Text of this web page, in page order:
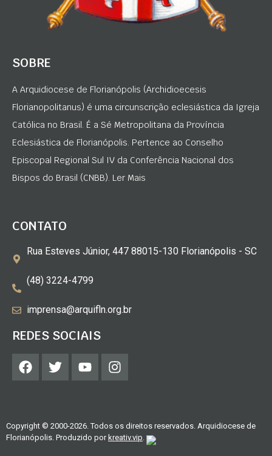
SOBRE
A Arquidiocese de Florianópolis (Archidioecesis
Florianopolitanus) é uma circunscrição eclesiástica da Igreja
Católica no Brasil. É a Sé Metropolitana da Província
Eclesiástica de Florianópolis. Pertence ao Conselho
Episcopal Regional Sul IV da Conferência Nacional dos
Bispos do Brasil (CNBB). Ler Mais
CONTATO
Rua Esteves Júnior, 447 88015-130 Florianópolis - SC
(48) 3224-4799
imprensa@arquifln.org.br
REDES SOCIAIS
Copyright © 2000-2026. Todos os direitos reservados. Arquidiocese de
Florianópolis. Produzido por kreativ.vip.